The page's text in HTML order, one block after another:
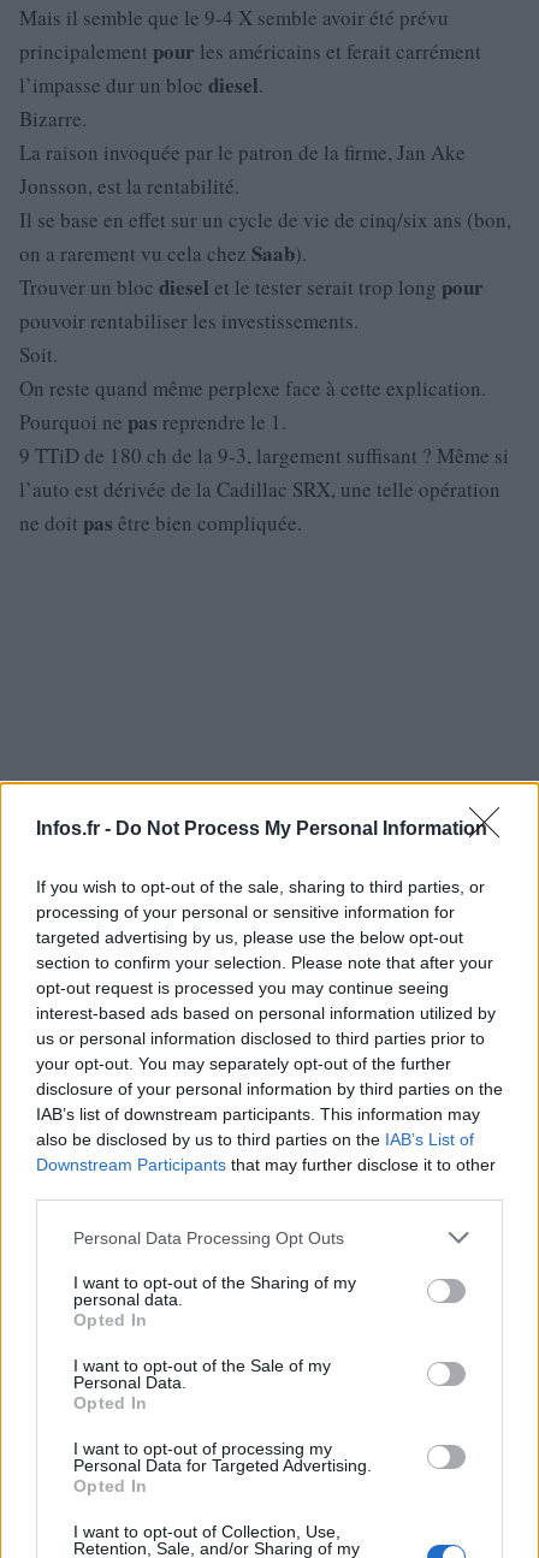
Infos.fr - Do Not Process My Personal Information
If you wish to opt-out of the sale, sharing to third parties, or
processing of your personal or sensitive information for
targeted advertising by us, please use the below opt-out
section to confirm your selection. Please note that after your
opt-out request is processed you may continue seeing
interest-based ads based on personal information utilized by
us or personal information disclosed to third parties prior to
your opt-out. You may separately opt-out of the further
disclosure of your personal information by third parties on the
IAB’s list of downstream participants. This information may
also be disclosed by us to third parties on the IAB’s List of
Downstream Participants that may further disclose it to other
Please note that this website/app uses one or more Google
not limited to your visit or usage behaviour. You may click to
grant or deny consent to Google and its third-party tags to
use your data for below specified purposes in below Google
consent section.
Personal Data Processing Opt Outs
I want to opt-out of the Sharing of my
personal data.
Opted In
I want to opt-out of the Sale of my
Personal Data.
Opted In
I want to opt-out of processing my
Personal Data for Targeted Advertising.
Opted In
I want to opt-out of Collection, Use,
Retention, Sale, and/or Sharing of my
Mais il semble que le 9-4 X semble avoir été prévu
principalement pour les américains et ferait carrément
l’impasse dur un bloc diesel.
Bizarre.
La raison invoquée par le patron de la firme, Jan Ake
Jonsson, est la rentabilité.
Il se base en effet sur un cycle de vie de cinq/six ans (bon,
on a rarement vu cela chez Saab).
Trouver un bloc diesel et le tester serait trop long pour
pouvoir rentabiliser les investissements.
Soit.
On reste quand même perplexe face à cette explication.
Pourquoi ne pas reprendre le 1.
9 TTiD de 180 ch de la 9-3, largement suffisant ? Même si
l’auto est dérivée de la Cadillac SRX, une telle opération
ne doit pas être bien compliquée.
Infos.fr Unit